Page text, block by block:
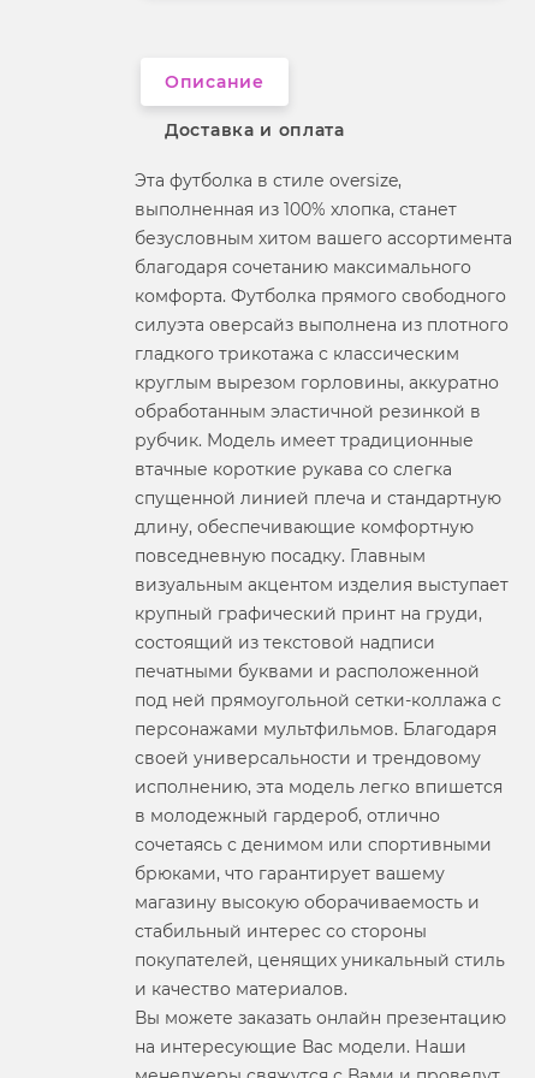
Описание
Доставка и оплата
Эта футболка в стиле oversize,
выполненная из 100% хлопка, станет
безусловным хитом вашего ассортимента
благодаря сочетанию максимального
комфорта. Футболка прямого свободного
силуэта оверсайз выполнена из плотного
гладкого трикотажа с классическим
круглым вырезом горловины, аккуратно
обработанным эластичной резинкой в
рубчик. Модель имеет традиционные
втачные короткие рукава со слегка
спущенной линией плеча и стандартную
длину, обеспечивающие комфортную
повседневную посадку. Главным
визуальным акцентом изделия выступает
крупный графический принт на груди,
состоящий из текстовой надписи
печатными буквами и расположенной
под ней прямоугольной сетки-коллажа с
персонажами мультфильмов. Благодаря
своей универсальности и трендовому
исполнению, эта модель легко впишется
в молодежный гардероб, отлично
сочетаясь с денимом или спортивными
брюками, что гарантирует вашему
магазину высокую оборачиваемость и
стабильный интерес со стороны
покупателей, ценящих уникальный стиль
и качество материалов.
Вы можете заказать онлайн презентацию
на интересующие Вас модели. Наши